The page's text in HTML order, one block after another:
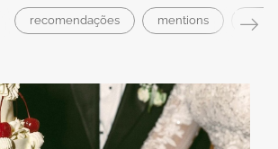
recomendações mentions